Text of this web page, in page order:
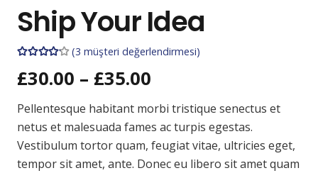
Ship Your Idea
3
müşteri puanına dayanarak 5 üzerinden
(3 müşteri değerlendirmesi)
£30.00 – £35.00
Pellentesque habitant morbi tristique senectus et
netus et malesuada fames ac turpis egestas.
Vestibulum tortor quam, feugiat vitae, ultricies eget,
tempor sit amet, ante. Donec eu libero sit amet quam